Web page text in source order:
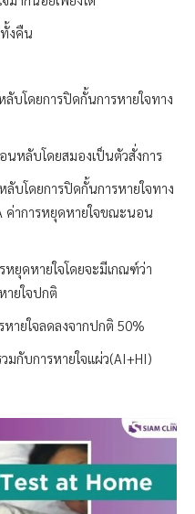
งคืน
บโดยการปิดกั้นการหายใจทาง
นหลับโดยสมองเป็นตัวสั่งการ
บโดยการปิดกั้นการหายใจทาง
ค่าการหยุดหายใจขณะนอน
ยุดหายใจโดยจะมีเกณฑ์ว่า
ายใจปกติ
ายใจลดลงจากปกติ 50%
มกับการหายใจแผ่ว(AI+HI)